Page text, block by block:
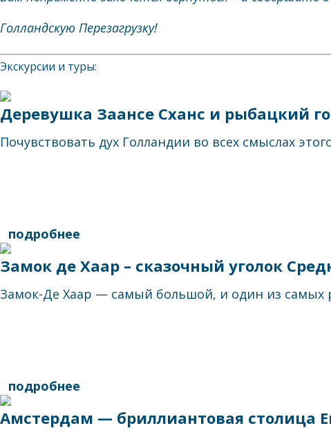
Голландскую Перезагрузку!
Экскурсии и туры:
Деревушка Заансе Сханс и рыбацкий
Почувствовать дух Голландии во всех смыслах
подробнее
Замок де Хаар – сказочный уголок
Замок-Де Хаар — самый большой, и один из самых
подробнее
Амстердам — бриллиантовая столица